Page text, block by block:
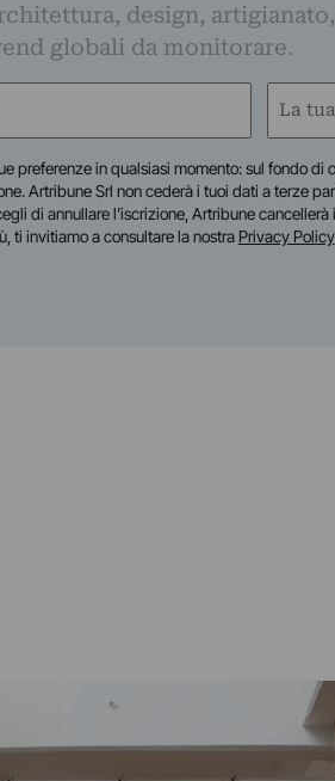
design,
globali da monitorare.
Email
preferenze in qualsiasi momento: sul fondo
Artribune Srl non cederà i tuoi dati a terze
di annullare l’iscrizione, Artribune
ti invitiamo a consultare la nostra Privacy Policy